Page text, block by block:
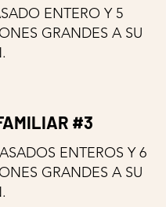
ENTERO Y 5
GRANDES A SU
#3
ENTEROS Y 6
GRANDES A SU